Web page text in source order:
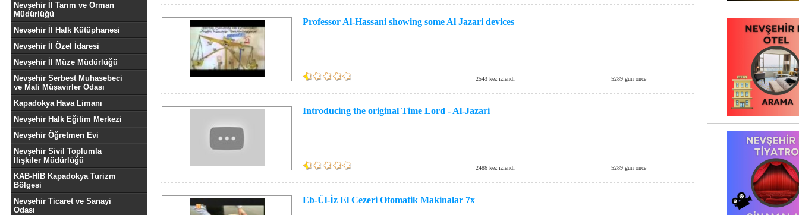
Nevşehir İl Tarım ve Orman
Müdürlüğü
Nevşehir İl Halk Kütüphanesi
Nevşehir İl Özel İdaresi
Nevşehir İl Müze Müdürlüğü
Nevşehir Serbest Muhasebeci
ve Mali Müşavirler Odası
Kapadokya Hava Limanı
Nevşehir Halk Eğitim Merkezi
Nevşehir Öğretmen Evi
Nevşehir Sivil Toplumla
İlişkiler Müdürlüğü
KAB-HİB Kapadokya Turizm
Bölgesi
Nevşehir Ticaret ve Sanayi
Odası
Professor Al-Hassani showing some Al Jazari devices
2543 kez izlendi 5289 gün önce
Introducing the original Time Lord - Al-Jazari
2486 kez izlendi 5289 gün önce
Eb-Ül-İz El Cezeri Otomatik Makinalar 7x